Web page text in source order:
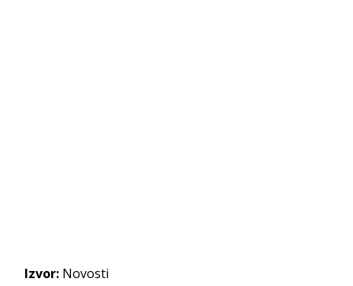
Izvor: Novosti